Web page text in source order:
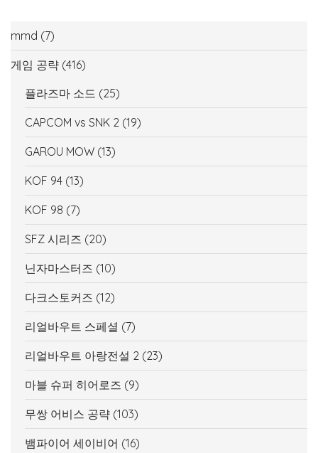
mmd (7)
게임 공략 (416)
플라즈마 소드 (25)
CAPCOM vs SNK 2 (19)
GAROU MOW (13)
KOF 94 (13)
KOF 98 (7)
SFZ 시리즈 (20)
닌자마스터즈 (10)
다크스토커즈 (12)
리얼바우트 스페셜 (7)
리얼바우트 아랑전설 2 (23)
마블 슈퍼 히어로즈 (9)
무쌍 어비스 공략 (103)
뱀파이어 세이비어 (16)